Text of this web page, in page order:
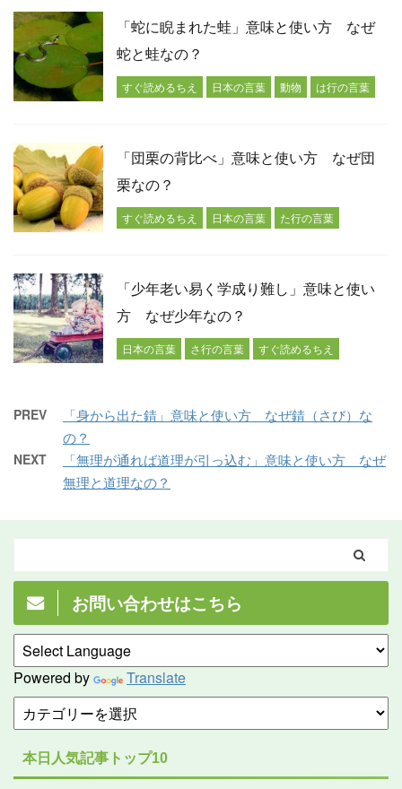
「蛇に睨まれた蛙」意味と使い方 なぜ
蛇と蛙なの？
すぐ読めるちえ 日本の言葉 動物 は行の言葉
「団栗の背比べ」意味と使い方 なぜ団
栗なの？
すぐ読めるちえ 日本の言葉 た行の言葉
「少年老い易く学成り難し」意味と使い
方 なぜ少年なの？
日本の言葉 さ行の言葉 すぐ読めるちえ
PREV
「身から出た錆」意味と使い方 なぜ錆（さび）な
の？
NEXT
「無理が通れば道理が引っ込む」意味と使い方 なぜ
無理と道理なの？
お問い合わせはこちら
Powered by Translate
本日人気記事トップ10